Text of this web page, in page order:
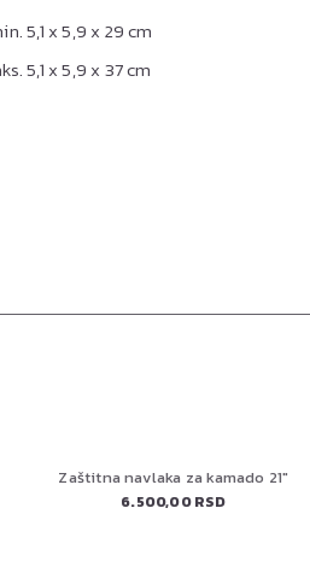
5,1 x 5,9 x 29 cm
5,1 x 5,9 x 37 cm
Zaštitna navlaka za kamado 21"
6.500,00 RSD